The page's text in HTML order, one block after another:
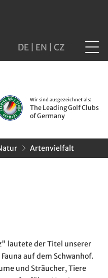
DE EN CZ
Wir sind ausgezeichnet als:
The Leading Golf Clubs
of Germany
Artenvielfalt
lautete der Titel unserer
auf dem Schwanhof.
und Sträucher, Tiere